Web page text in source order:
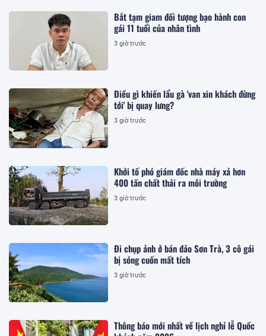
Bắt tạm giam đối tượng bạo hành con
gái 11 tuổi của nhân tình
3 giờ trước
Điều gì khiến lẩu gà 'van xin khách đừng
tới' bị quay lưng?
3 giờ trước
Khởi tố phó giám đốc nhà máy xả hơn
400 tấn chất thải ra môi trường
3 giờ trước
Đi chụp ảnh ở bán đảo Sơn Trà, 3 cô gái
bị sóng cuốn mất tích
3 giờ trước
Thông báo mới nhất về lịch nghỉ lễ Quốc